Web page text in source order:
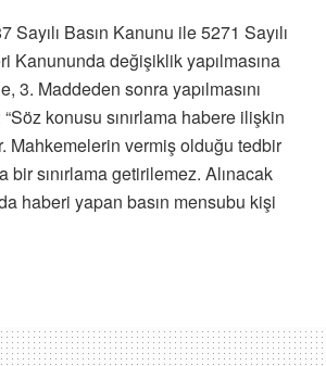
Sayılı Basın Kanunu ile 5271 Sayılı
Kanununda değişiklik yapılmasına
3. Maddeden sonra yapılmasını
konusu sınırlama habere ilişkin
Mahkemelerin vermiş olduğu tedbir
bir sınırlama getirilemez. Alınacak
haberi yapan basın mensubu kişi